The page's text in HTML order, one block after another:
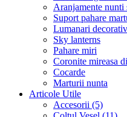
Aranjamente nunti
Suport pahare
Lumanari
Sky lanterns
Pahare miri
Coronite mireasa
Cocarde
Marturii nunta
Articole Utile
Accesorii (5)